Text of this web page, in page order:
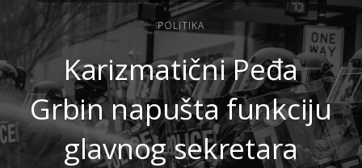
POLITIKA
Karizmatični Peđa
Grbin napušta funkciju
glavnog sekretara